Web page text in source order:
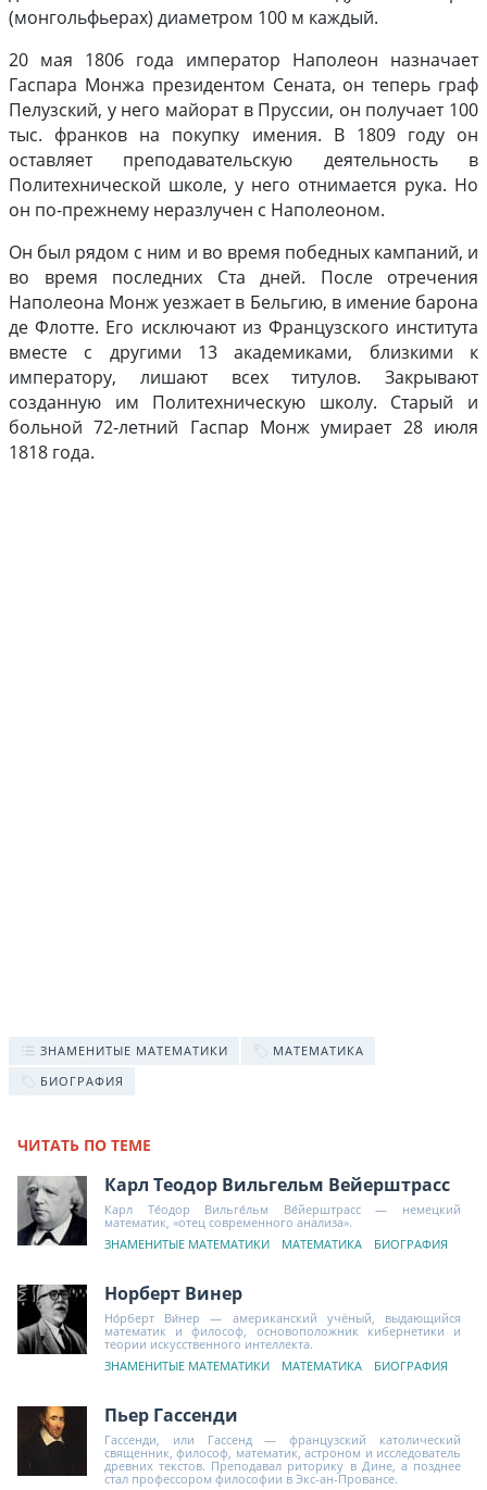
(монгольфьерах) диаметром 100 м каждый.
20 мая 1806 года император Наполеон назначает
Гаспара Монжа президентом Сената, он теперь граф
Пелузский, у него майорат в Пруссии, он получает 100
тыс. франков на покупку имения. В 1809 году он
оставляет преподавательскую деятельность в
Политехнической школе, у него отнимается рука. Но
он по-прежнему неразлучен с Наполеоном.
Он был рядом с ним и во время победных кампаний, и
во время последних Ста дней. После отречения
Наполеона Монж уезжает в Бельгию, в имение барона
де Флотте. Его исключают из Французского института
вместе с другими 13 академиками, близкими к
императору, лишают всех титулов. Закрывают
созданную им Политехническую школу. Старый и
больной 72-летний Гаспар Монж умирает 28 июля
1818 года.
ЗНАМЕНИТЫЕ МАТЕМАТИКИ
МАТЕМАТИКА
БИОГРАФИЯ
ЧИТАТЬ ПО ТЕМЕ
Карл Теодор Вильгельм Вейерштрасс
Карл Те́одор Вильге́льм Ве́йерштрасс — немецкий
математик, «отец современного анализа».
ЗНАМЕНИТЫЕ МАТЕМАТИКИ
МАТЕМАТИКА БИОГРАФИЯ
Норберт Винер
Но́рберт Ви́нер — американский учёный, выдающийся
математик и философ, основоположник кибернетики и
теории искусственного интеллекта.
ЗНАМЕНИТЫЕ МАТЕМАТИКИ
МАТЕМАТИКА БИОГРАФИЯ
Пьер Гассенди
Гассенди, или Гассенд — французский католический
священник, философ, математик, астроном и исследователь
древних текстов. Преподавал риторику в Дине, а позднее
стал профессором философии в Экс-ан-Провансе.